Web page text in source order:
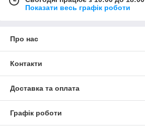
Показати весь графік роботи
Про нас
Контакти
Доставка та оплата
Графік роботи